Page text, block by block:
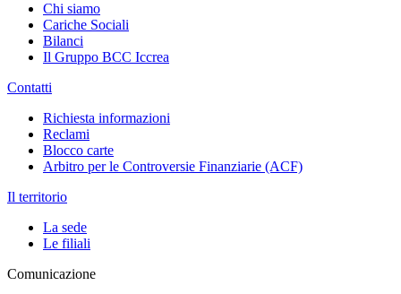
Chi siamo
Cariche Sociali
Bilanci
Il Gruppo BCC Iccrea
Contatti
Richiesta informazioni
Reclami
Blocco carte
Arbitro per le Controversie Finanziarie (ACF)
Il territorio
La sede
Le filiali
Comunicazione